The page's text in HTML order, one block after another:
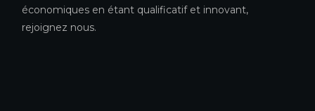
économiques en étant qualificatif et innovant,
rejoignez nous.